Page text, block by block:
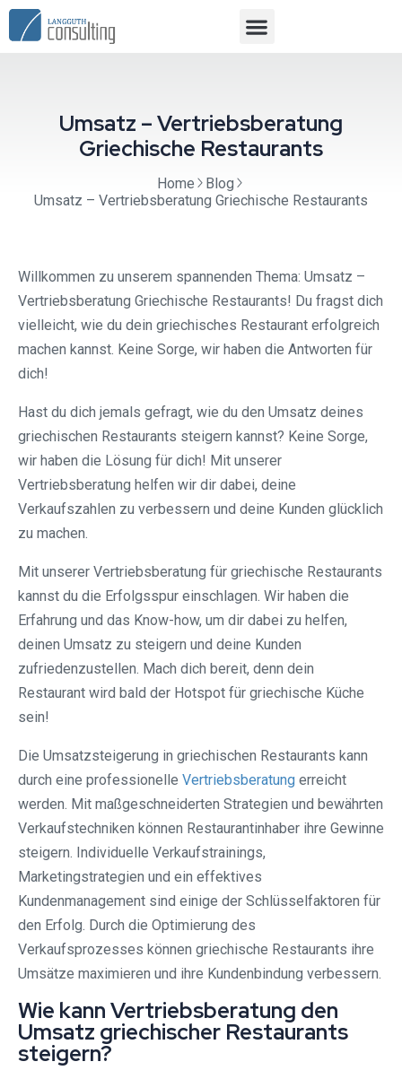
Umsatz – Vertriebsberatung
Griechische Restaurants
Home
Blog
Umsatz – Vertriebsberatung Griechische Restaurants
Willkommen zu unserem spannenden Thema: Umsatz –
Vertriebsberatung Griechische Restaurants! Du fragst dich
vielleicht, wie du dein griechisches Restaurant erfolgreich
machen kannst. Keine Sorge, wir haben die Antworten für
dich!
Hast du dich jemals gefragt, wie du den Umsatz deines
griechischen Restaurants steigern kannst? Keine Sorge,
wir haben die Lösung für dich! Mit unserer
Vertriebsberatung helfen wir dir dabei, deine
Verkaufszahlen zu verbessern und deine Kunden glücklich
zu machen.
Mit unserer Vertriebsberatung für griechische Restaurants
kannst du die Erfolgsspur einschlagen. Wir haben die
Erfahrung und das Know-how, um dir dabei zu helfen,
deinen Umsatz zu steigern und deine Kunden
zufriedenzustellen. Mach dich bereit, denn dein
Restaurant wird bald der Hotspot für griechische Küche
sein!
Die Umsatzsteigerung in griechischen Restaurants kann
durch eine professionelle Vertriebsberatung erreicht
werden. Mit maßgeschneiderten Strategien und bewährten
Verkaufstechniken können Restaurantinhaber ihre Gewinne
steigern. Individuelle Verkaufstrainings,
Marketingstrategien und ein effektives
Kundenmanagement sind einige der Schlüsselfaktoren für
den Erfolg. Durch die Optimierung des
Verkaufsprozesses können griechische Restaurants ihre
Umsätze maximieren und ihre Kundenbindung verbessern.
Wie kann Vertriebsberatung den
Umsatz griechischer Restaurants
steigern?